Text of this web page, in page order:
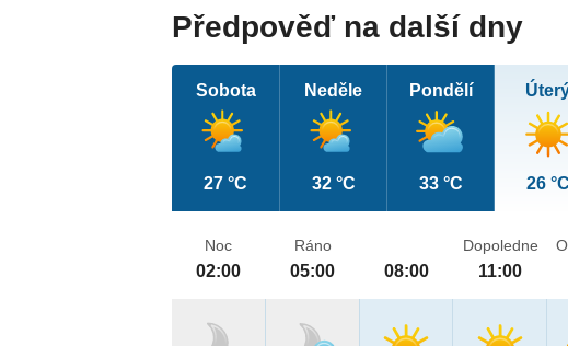
Předpověď na další dny
Sobota
27 °C
Neděle
32 °C
Pondělí
33 °C 26 °C
Noc
02:00
Ráno
05:00 08:00
Dopoledne
11:00